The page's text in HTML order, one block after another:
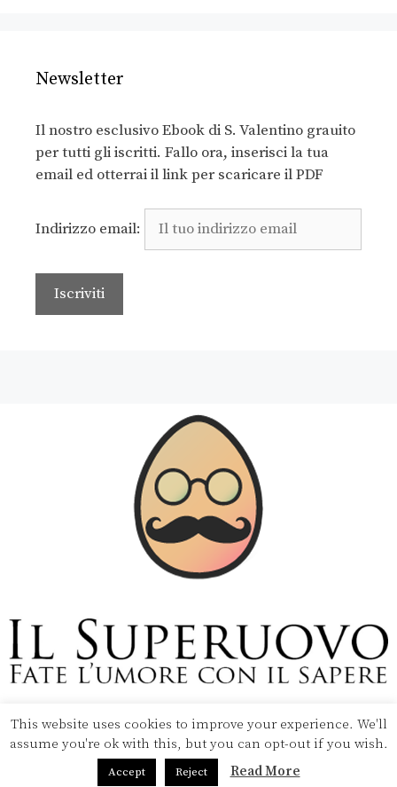
Newsletter
Il nostro esclusivo Ebook di S. Valentino grauito
per tutti gli iscritti. Fallo ora, inserisci la tua
email ed otterrai il link per scaricare il PDF
Indirizzo email:
Copyright © 2020 Il Superuovo — Powered by Pipool
SRL
This website uses cookies to improve your experience. We'll
assume you're ok with this, but you can opt-out if you wish.
Accept Reject Read More